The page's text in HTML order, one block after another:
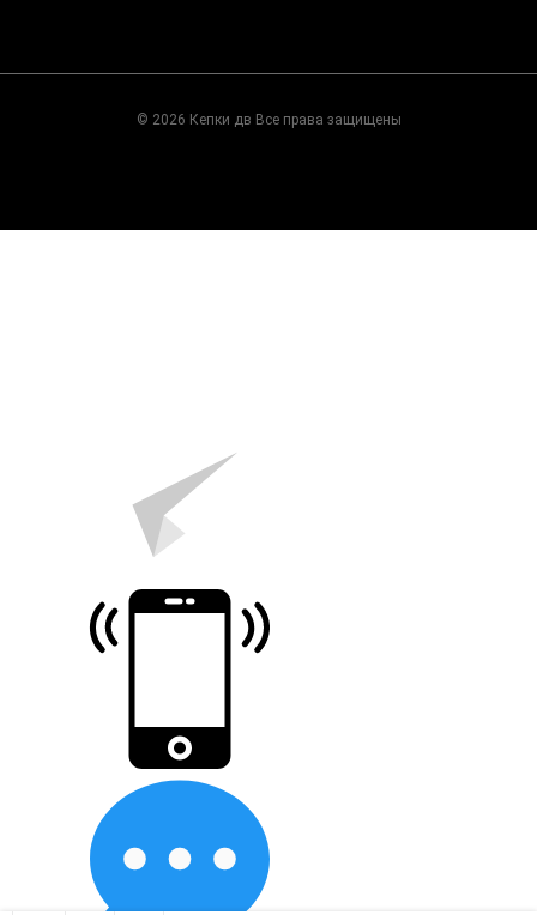
© 2026 Кепки дв Все права защищены